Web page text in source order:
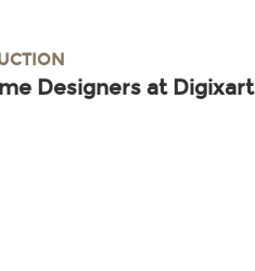
Designers at Digixart